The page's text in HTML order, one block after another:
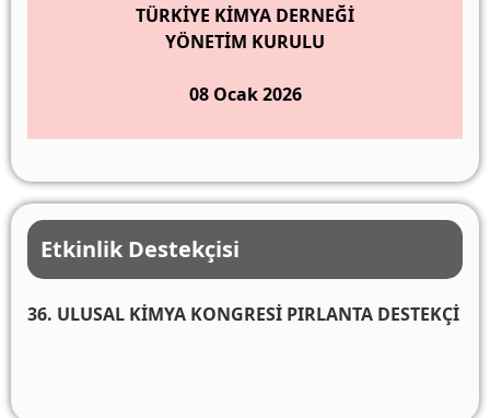
TÜRKİYE KİMYA DERNEĞİ
YÖNETİM KURULU
08 Ocak 2026
Etkinlik Destekçisi
36. ULUSAL KİMYA KONGRESİ PIRLANTA DESTEKÇİ